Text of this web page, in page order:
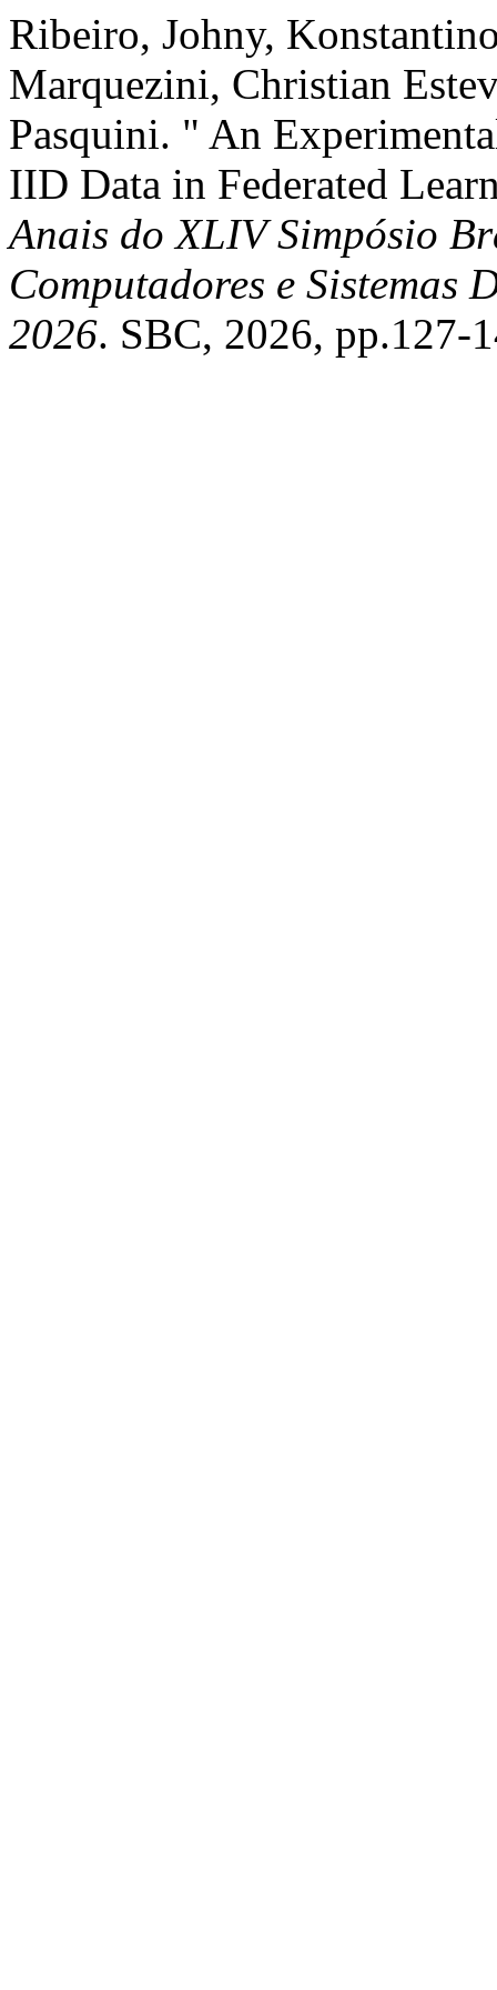
Ribeiro, Johny,
Marquezini, Christian
Pasquini. " An
IID Data in Federated
Anais do XLIV Simpósio
Computadores e
2026. SBC, 2026, pp.127-